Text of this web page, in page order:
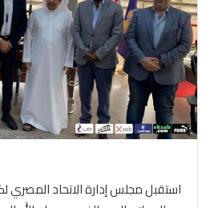
استقبل مجلس إدارة الاتحاد المصري